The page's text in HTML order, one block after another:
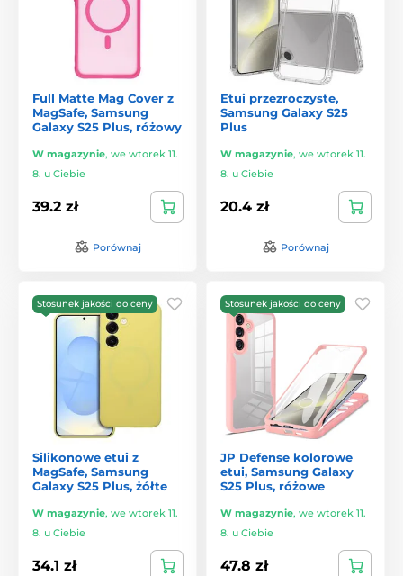
Full Matte Mag Cover z
MagSafe, Samsung
Galaxy S25 Plus, różowy
W magazynie, we wtorek 11.
8. u Ciebie
39.2 zł
Porównaj
Etui przezroczyste,
Samsung Galaxy S25
Plus
W magazynie, we wtorek 11.
8. u Ciebie
20.4 zł
Porównaj
Stosunek jakości do ceny
Silikonowe etui z
MagSafe, Samsung
Galaxy S25 Plus, żółte
W magazynie, we wtorek 11.
8. u Ciebie
34.1 zł
Stosunek jakości do ceny
JP Defense kolorowe
etui, Samsung Galaxy
S25 Plus, różowe
W magazynie, we wtorek 11.
8. u Ciebie
47.8 zł